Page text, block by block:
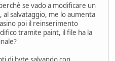
se vado a modificare un
salvataggio, me lo aumenta
poi il reinserimento
tramite paint, il file ha la